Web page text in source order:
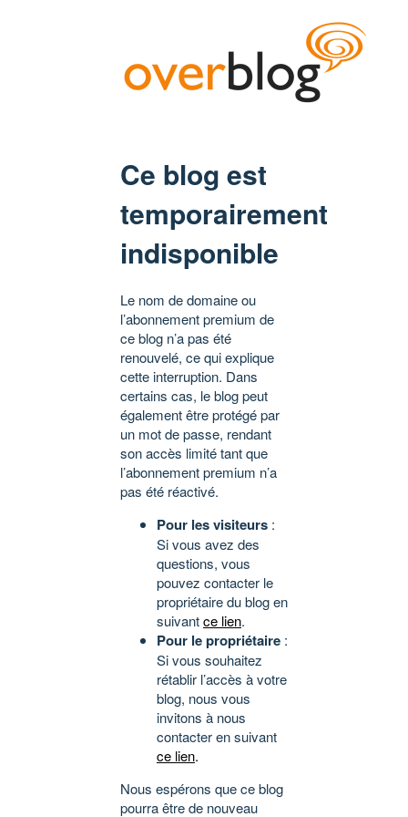
Ce blog est
temporairement
indisponible
Le nom de domaine ou
l’abonnement premium de
ce blog n’a pas été
renouvelé, ce qui explique
cette interruption. Dans
certains cas, le blog peut
également être protégé par
un mot de passe, rendant
son accès limité tant que
l’abonnement premium n’a
pas été réactivé.
Pour les visiteurs :
Si vous avez des
questions, vous
pouvez contacter le
propriétaire du blog en
suivantce lien.
Pour le propriétaire :
Si vous souhaitez
rétablir l’accès à votre
blog, nous vous
invitons à nous
contacter en suivant
ce lien.
Nous espérons que ce blog
pourra être de nouveau